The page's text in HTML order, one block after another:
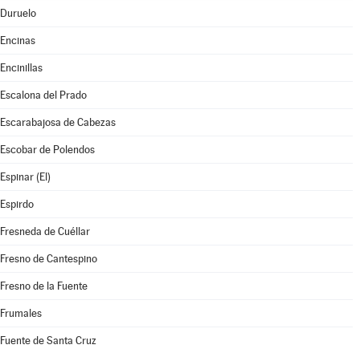
Duruelo
Encinas
Encinillas
Escalona del Prado
Escarabajosa de Cabezas
Escobar de Polendos
Espinar (El)
Espirdo
Fresneda de Cuéllar
Fresno de Cantespino
Fresno de la Fuente
Frumales
Fuente de Santa Cruz